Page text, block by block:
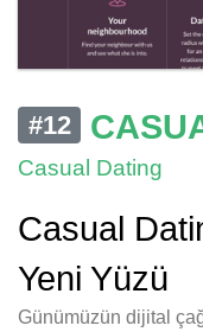
#12
Casual Dating
Casual
Yeni Yüzü
Günümüzün dijital